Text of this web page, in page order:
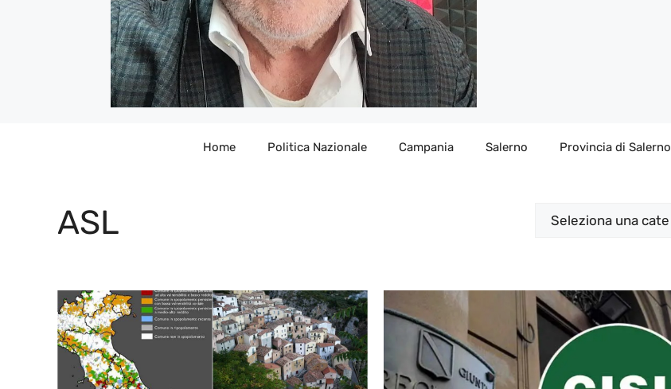
Home Politica Nazionale Campania Salerno Provincia di Salerno
ASL Categorie